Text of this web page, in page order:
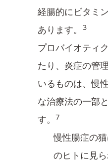
経腸的にビタ
あります。
3
プロバイオティ
たり、炎症の管
いるものは、慢
な治療法の一部
す。
7
慢性腸症の
のヒト​に見